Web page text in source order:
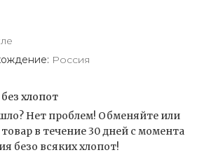
Россия
хлопот
Нет проблем! Обменяйте или
в течение 30 дней с момента
безо всяких хлопот!